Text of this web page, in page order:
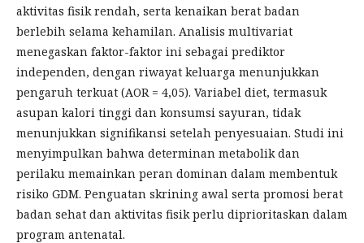
aktivitas fisik rendah, serta kenaikan berat badan
berlebih selama kehamilan. Analisis multivariat
menegaskan faktor-faktor ini sebagai prediktor
independen, dengan riwayat keluarga menunjukkan
pengaruh terkuat (AOR = 4,05). Variabel diet, termasuk
asupan kalori tinggi dan konsumsi sayuran, tidak
menunjukkan signifikansi setelah penyesuaian. Studi ini
menyimpulkan bahwa determinan metabolik dan
perilaku memainkan peran dominan dalam membentuk
risiko GDM. Penguatan skrining awal serta promosi berat
badan sehat dan aktivitas fisik perlu diprioritaskan dalam
program antenatal.